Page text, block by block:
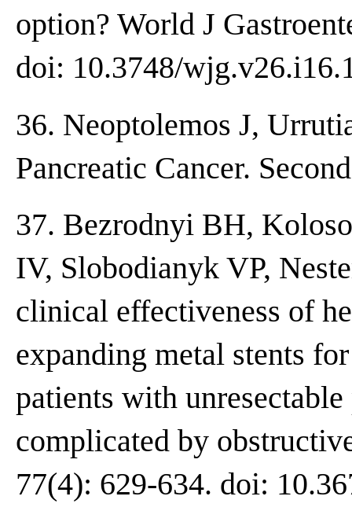
option? World J
doi: 10.3748/
36. Neoptolemos J,
Pancreatic Cancer.
37. Bezrodnyi BH,
IV, Slobodianyk VP,
clinical effectiveness of
expanding metal stents
patients with
complicated by
77(4): 629-634. doi: